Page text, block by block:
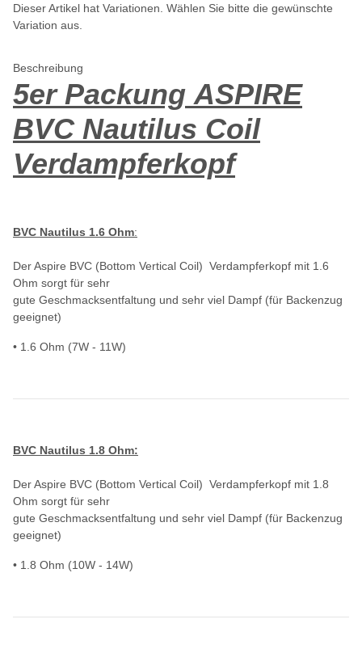
Dieser Artikel hat Variationen. Wählen Sie bitte die gewünschte
Variation aus.
Beschreibung
5er Packung ASPIRE
BVC Nautilus Coil
Verdampferkopf
BVC Nautilus 1.6 Ohm:
Der Aspire BVC (Bottom Vertical Coil) Verdampferkopf mit 1.6
Ohm sorgt für sehr
gute Geschmacksentfaltung und sehr viel Dampf (für Backenzug
geeignet)
• 1.6 Ohm (7W - 11W)
BVC Nautilus 1.8 Ohm:
Der Aspire BVC (Bottom Vertical Coil) Verdampferkopf mit 1.8
Ohm sorgt für sehr
gute Geschmacksentfaltung und sehr viel Dampf (für Backenzug
geeignet)
• 1.8 Ohm (10W - 14W)